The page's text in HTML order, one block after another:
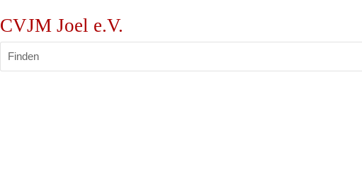
CVJM Joel e.V.
Finden